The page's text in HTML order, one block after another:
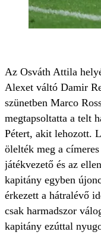
Az Osváth Attila
Alexet váltó Damir
szünetben Marco
megtapsoltatta a telt
Pétert, akit lehozott.
ölelték meg a
játékvezető és az
kapitány egyben
érkezett a hátralévő
csak harmadszor
kapitány ezúttal